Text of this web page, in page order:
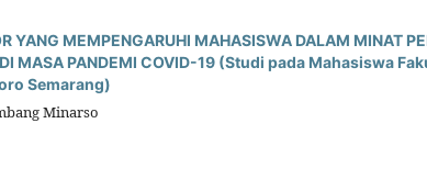
YANG MEMPENGARUHI MAHASISWA DALAM MINAT
MASA PANDEMI COVID-19 (Studi pada Mahasiswa
Semarang)
Minarso